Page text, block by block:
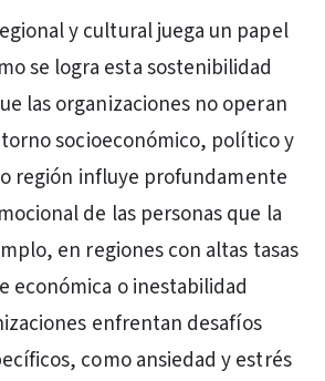
y cultural juega un papel
se logra esta sostenibilidad
las organizaciones no operan
socioeconómico, político y
región influye profundamente
de las personas que la
en regiones con altas tasas
económica o inestabilidad
enfrentan desafíos
como ansiedad y estrés